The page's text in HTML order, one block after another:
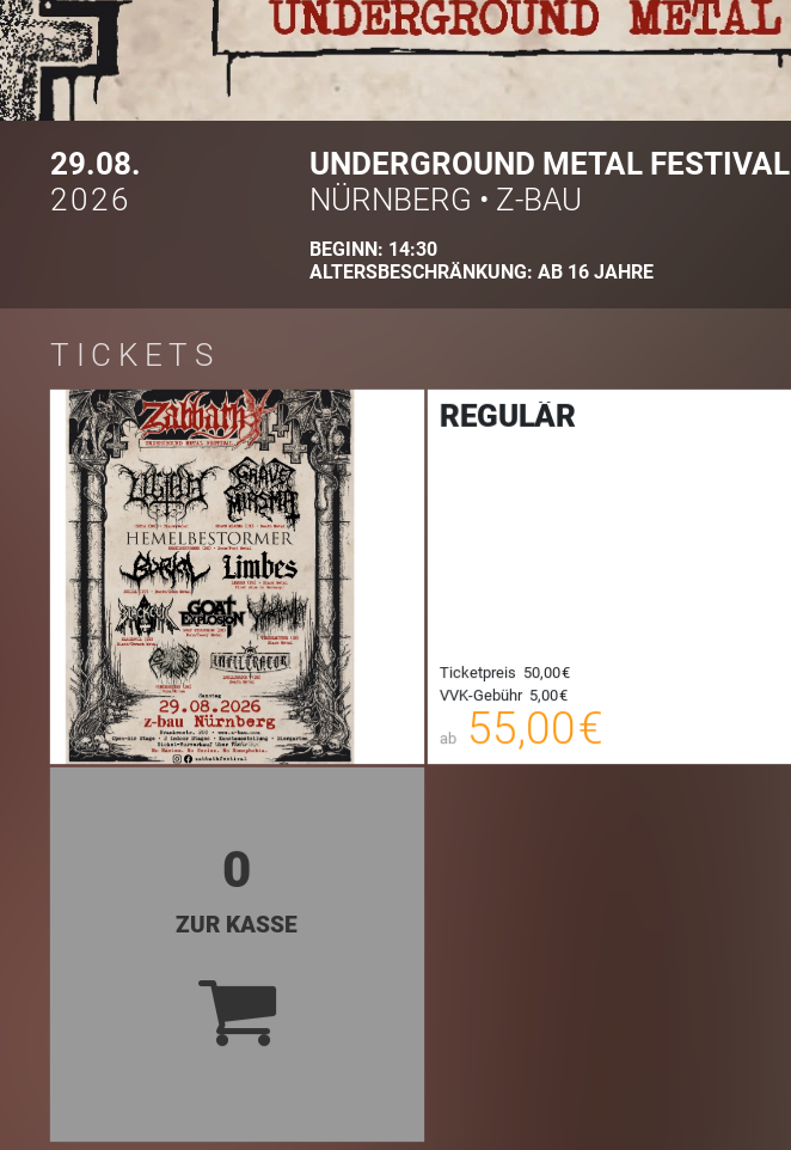
29.08.
2026
UNDERGROUND METAL FESTIVAL
NÜRNBERG • Z-BAU
BEGINN: 14:30
ALTERSBESCHRÄNKUNG: AB 16 JAHRE
TICKETS
REGULÄR
Ticketpreis 50,00 €
VVK-Gebühr 5,00 €
ab 55,00 €
00
0
ZUR KASSE